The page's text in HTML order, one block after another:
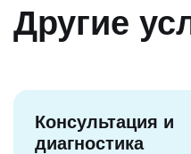
Другие
Консультация и
диагностика